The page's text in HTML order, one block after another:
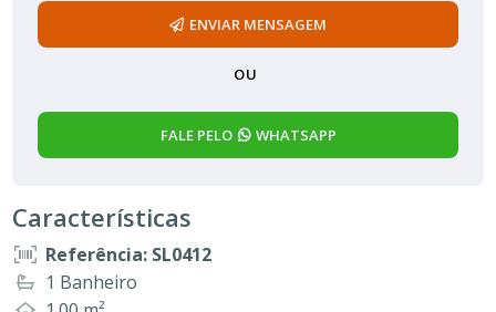
ENVIAR MENSAGEM
OU
FALE PELO WHATSAPP
Características
Referência: SL0412
1 Banheiro